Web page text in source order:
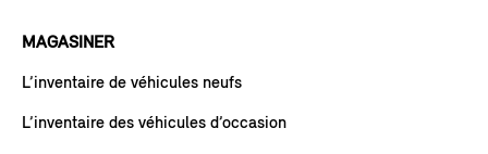
MAGASINER
L’inventaire de véhicules neufs
L’inventaire des véhicules d’occasion